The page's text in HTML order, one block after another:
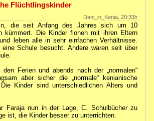
Flüchtlingskinder
Dani_in_Kenia, 20:33h
die seit Anfang des Jahres sich um 10
kümmert. Die Kinder flohen mit ihren Eltern
leben alle in sehr einfachen Verhältnisse.
Schule besucht. Andere waren seit über
Ferien und abends nach der „normalen“
aber sicher die „normale“ kenianische
Kinder sind unterschiedlichen Alters und
Faraja nun in der Lage, C. Schulbücher zu
ist, die Kinder besser zu unterrichten.